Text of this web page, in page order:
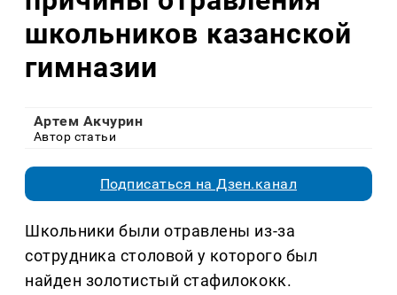
школьников казанской
гимназии
Артем Акчурин
Автор статьи
Подписаться на Дзен.канал
Школьники были отравлены из-за
сотрудника столовой у которого был
найден золотистый стафилококк.